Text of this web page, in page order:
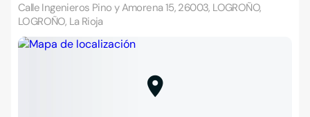
Calle Ingenieros Pino y Amorena 15, 26003, LOGROÑO,
LOGROÑO, La Rioja